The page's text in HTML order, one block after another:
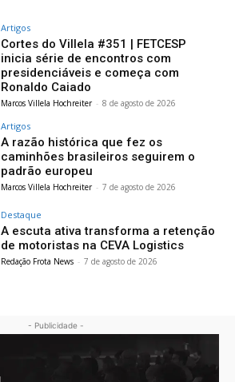
Artigos
Cortes do Villela #351 | FETCESP
inicia série de encontros com
presidenciáveis e começa com
Ronaldo Caiado
Marcos Villela Hochreiter - 8 de agosto de 2026
Artigos
A razão histórica que fez os
caminhões brasileiros seguirem o
padrão europeu
Marcos Villela Hochreiter - 7 de agosto de 2026
Destaque
A escuta ativa transforma a retenção
de motoristas na CEVA Logistics
Redação Frota News - 7 de agosto de 2026
- Publicidade -